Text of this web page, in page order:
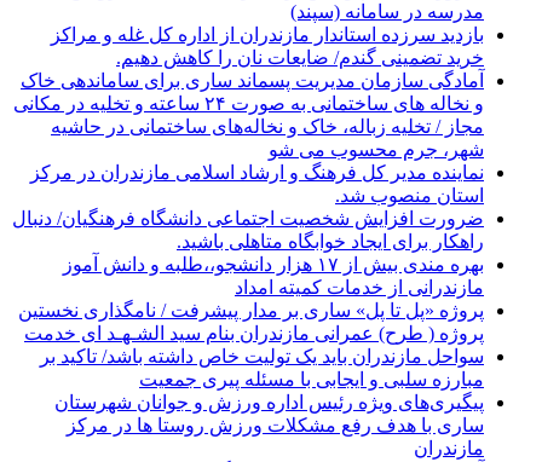
مدرسه در سامانه (سپند)
بازدید سرزده استاندار مازندران از اداره کل غله و مراکز
خرید تضمینی گندم/ ضایعات نان را کاهش دهیم.
آمادگی سازمان مدیریت پسماند ساری برای ساماندهی خاک
و نخاله های ساختمانی به صورت ۲۴ ساعته و تخلیه در مکانی
مجاز / تخلیه زباله، خاک و نخاله‌های ساختمانی در حاشیه
شهر، جرم محسوب می شو
نماینده مدیر کل فرهنگ و ارشاد اسلامی مازندران در مرکز
استان منصوب شد.
ضرورت افزایش شخصیت اجتماعی دانشگاه فرهنگیان/ دنبال
راهکار برای ایجاد خوابگاه متاهلی باشید.
بهره مندی بیش از ۱۷ هزار دانشجو،،طلبه و دانش آموز
مازندرانی از خدمات کمیته امداد
پروژه «پل تا پل» ساری بر مدار پیشرفت / نامگذاری نخستین
پروژه ( طرح) عمرانی مازندران بنام سید الشـهـد ای خدمت
سواحل مازندران باید یک تولیت خاص داشته باشد/ تاکید بر
مبارزه سلبی و ایجابی با مسئله پیری جمعیت
پیگیری‌های ویژه رئیس اداره ورزش و جوانان شهرستان
ساری با هدف رفع مشکلات ورزش روستا ها در مرکز
مازندران